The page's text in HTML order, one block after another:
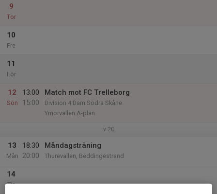
9
Tor
10
Fre
11
Lör
12
Sön
13:00
15:00
Match mot FC Trelleborg
Division 4 Dam Södra Skåne
Ymorvallen A-plan
v.20
13
Mån
18:30
20:00
Måndagsträning
Thurevallen, Beddingestrand
14
Tis